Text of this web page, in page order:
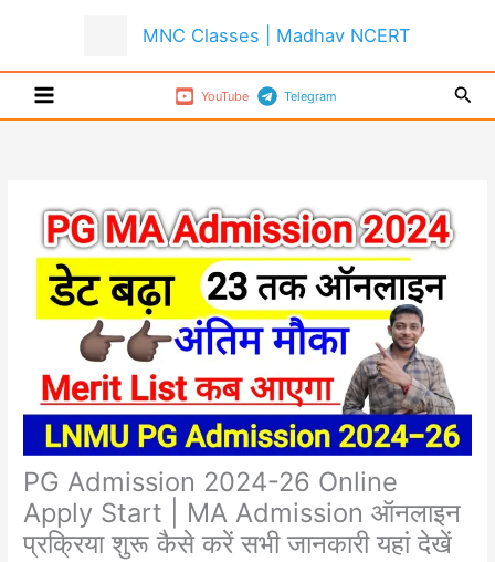
MNC Classes | Madhav NCERT
YouTube Telegram
PG Admission 2024-26 Online
Apply Start | MA Admission ऑनलाइन
प्रक्रिया शुरू कैसे करें सभी जानकारी यहां देखें